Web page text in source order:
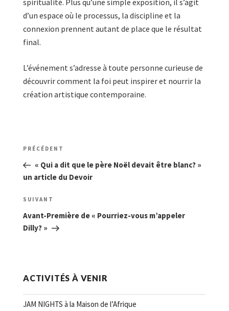
d’un espace où le processus, la discipline et la
connexion prennent autant de place que le résultat
final.
L’événement s’adresse à toute personne curieuse de
découvrir comment la foi peut inspirer et nourrir la
création artistique contemporaine.
Navigation
l’article
Article
précédent
PRÉCÉDENT
« Qui a dit que le père Noël devait être blanc? »
un article du Devoir
Article
suivant
SUIVANT
Avant-Première de « Pourriez-vous m’appeler
Dilly? »
ACTIVITÉS À VENIR
JAM NIGHTS à la Maison de l’Afrique